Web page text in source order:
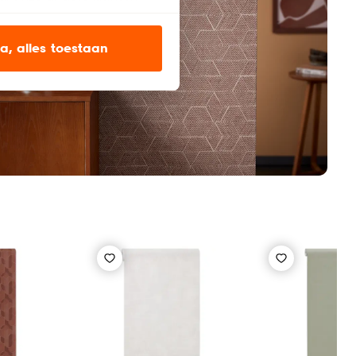
om alleen de
cookieverklaring.
alles toestaan